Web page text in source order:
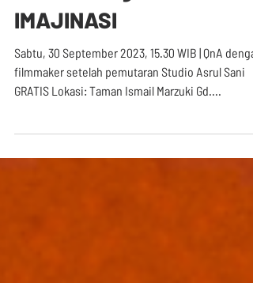
Kita Kenang | Kurasi oleh
IMAJINASI
Sabtu, 30 September 2023, 15.30 WIB | QnA
GRATIS Lokasi: Taman Ismail Marzuki Gd....